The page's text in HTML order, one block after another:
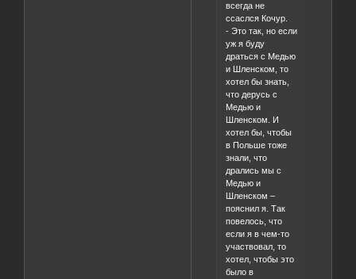
всегда не
ссаслся Кочур.
- Это так, но если
уж я буду
драться с Медью
и Шленском, то
хотел бы знать,
что дерусь с
Медью и
Шленском. И
хотел бы, чтобы
в Польше тоже
знали, что
дрались мы с
Медью и
Шленском –
пояснил я. Так
повелось, что
если я в чем-то
участвовал, то
хотел, чтобы это
было в